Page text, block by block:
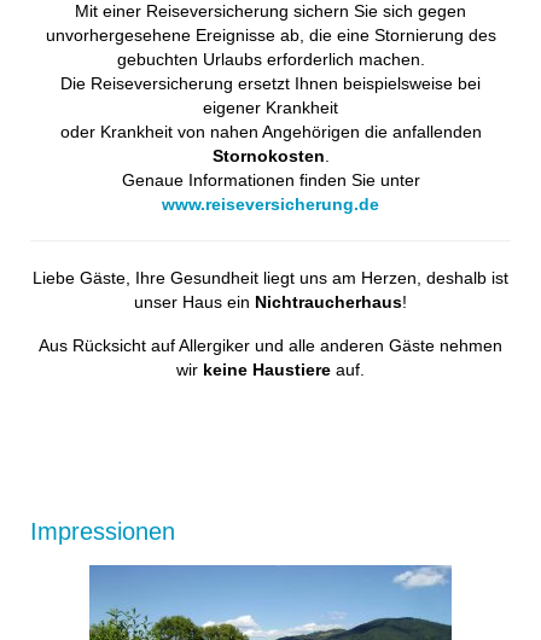
Mit einer Reiseversicherung sichern Sie sich gegen
unvorhergesehene Ereignisse ab, die eine Stornierung des
gebuchten Urlaubs erforderlich machen.
Die Reiseversicherung ersetzt Ihnen beispielsweise bei
eigener Krankheit
oder Krankheit von nahen Angehörigen die anfallenden
Stornokosten.
Genaue Informationen finden Sie unter
www.reiseversicherung.de
Liebe Gäste, Ihre Gesundheit liegt uns am Herzen, deshalb ist
unser Haus ein Nichtraucherhaus!
Aus Rücksicht auf Allergiker und alle anderen Gäste nehmen
wir keine Haustiere auf.
Impressionen